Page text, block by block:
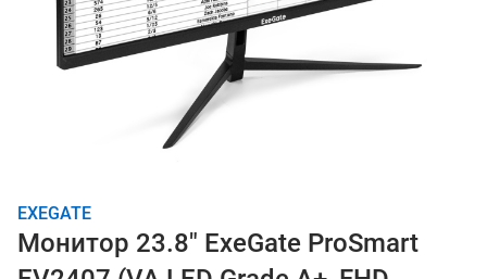
EXEGATE
Монитор 23.8" ExeGate ProSmart